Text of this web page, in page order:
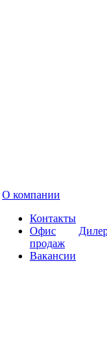
О компании
Контакты
Офис
продаж
Вакансии